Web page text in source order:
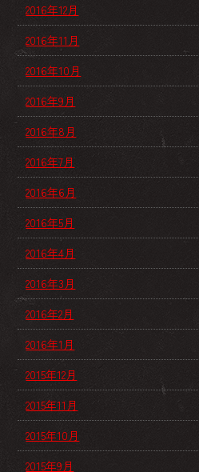
2016年12月
2016年11月
2016年10月
2016年9月
2016年8月
2016年7月
2016年6月
2016年5月
2016年4月
2016年3月
2016年2月
2016年1月
2015年12月
2015年11月
2015年10月
2015年9月